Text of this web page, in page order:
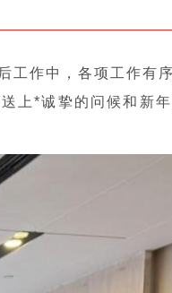
作中，各项工作有序
上*诚挚的问候和新